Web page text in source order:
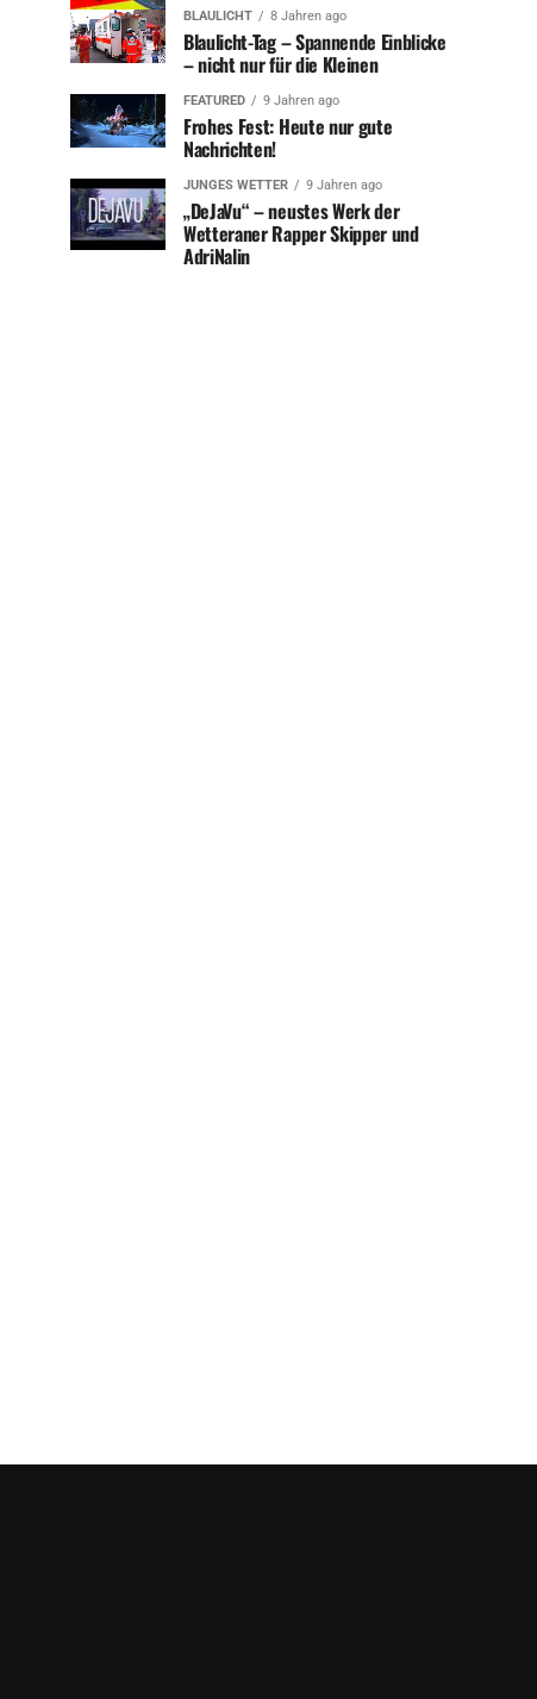
BLAULICHT 8 Jahren ago
Blaulicht-Tag – Spannende Einblicke
– nicht nur für die Kleinen
FEATURED 9 Jahren ago
Frohes Fest: Heute nur gute
Nachrichten!
JUNGES WETTER 9 Jahren ago
„DeJaVu“ – neustes Werk der
Wetteraner Rapper Skipper und
AdriNalin